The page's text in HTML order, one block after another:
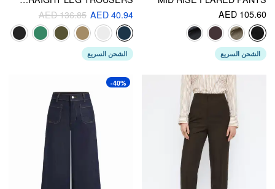
AED 105.60
الشحن السريع
AED 40.94
AED 136.85
الشحن السريع
-40%